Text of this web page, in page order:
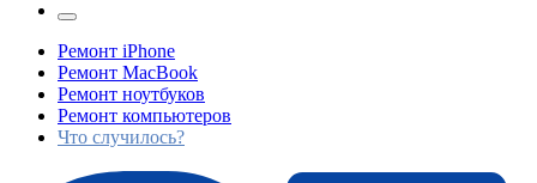
Ремонт iPhone
Ремонт MacBook
Ремонт ноутбуков
Ремонт компьютеров
Что случилось?